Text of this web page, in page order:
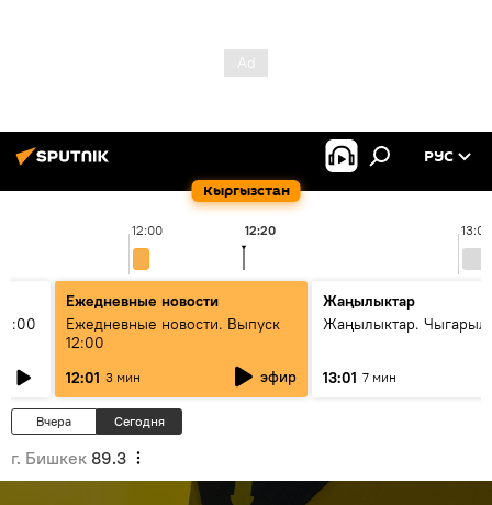
Кыргызстан
РУС
12:00 13:00
12:20
Ежедневные новости
Ежедневные новости. Выпуск
12:00
12:01 3 мин эфир
Жаңылыктар
Жаңылыктар.
13:01 7 мин
Вчера Сегодня
г. Бишкек 89.3